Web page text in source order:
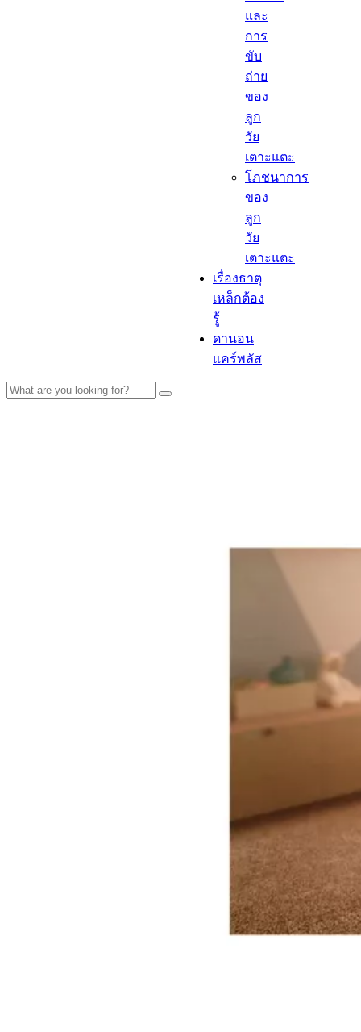
และ
การ
ขับ
ถ่าย
ของ
ลูก
วัย
เตาะแตะ
โภชนาการ
ของ
ลูก
วัย
เตาะแตะ
เรื่องธาตุ
เหล็กต้อง
รู้​
ดานอน
แคร์พลัส